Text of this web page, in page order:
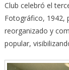
Club celebró el
Fotográfico, 1942,
reorganizado y
popular,